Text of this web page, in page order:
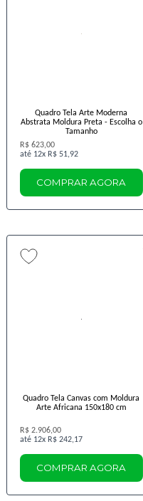
Quadro Tela Arte Moderna
Abstrata Moldura Preta - Escolha o
Tamanho
R$ 623,00
12x R$ 51,92
COMPRAR AGORA
Quadro Tela Canvas com Moldura
Arte Africana 150x180 cm
R$ 2.906,00
12x R$ 242,17
COMPRAR AGORA